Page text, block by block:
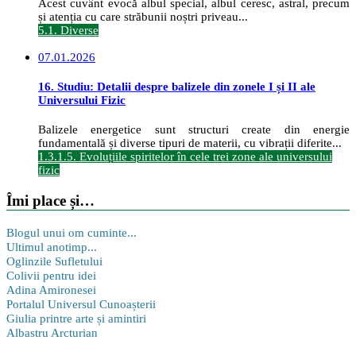
Acest cuvânt evocă albul special, albul ceresc, astral, precum
și atenția cu care străbunii noștri priveau...
5.1. Diverse
07.01.2026
16. Studiu: Detalii despre balizele din zonele I și II ale
Universului Fizic
Balizele energetice sunt structuri create din energie
fundamentală și diverse tipuri de materii, cu vibrații diferite...
1.3.1.5. Evoluțiile spiritelor în cele trei zone ale universului
fizic
Îmi place și…
Blogul unui om cuminte...
Ultimul anotimp...
Oglinzile Sufletului
Colivii pentru idei
Adina Amironesei
Portalul Universul Cunoașterii
Giulia printre arte și amintiri
Albastru Arcturian